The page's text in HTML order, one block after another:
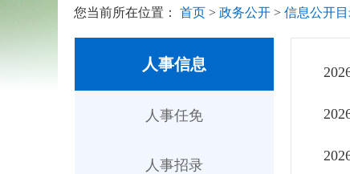
您当前所在位置： 首页 > 政务公开 > 信息公开
人事信息
人事任免
人事招录